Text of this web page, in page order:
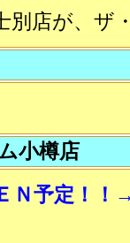
別店が、ザ
小樽店
Ｎ予定！！